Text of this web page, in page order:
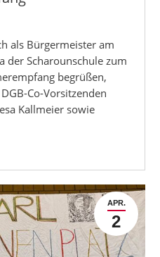
als Bürgermeister am
der Scharounschule zum
begrüßen,
Co-Vorsitzenden
Kallmeier sowie
APR.
2